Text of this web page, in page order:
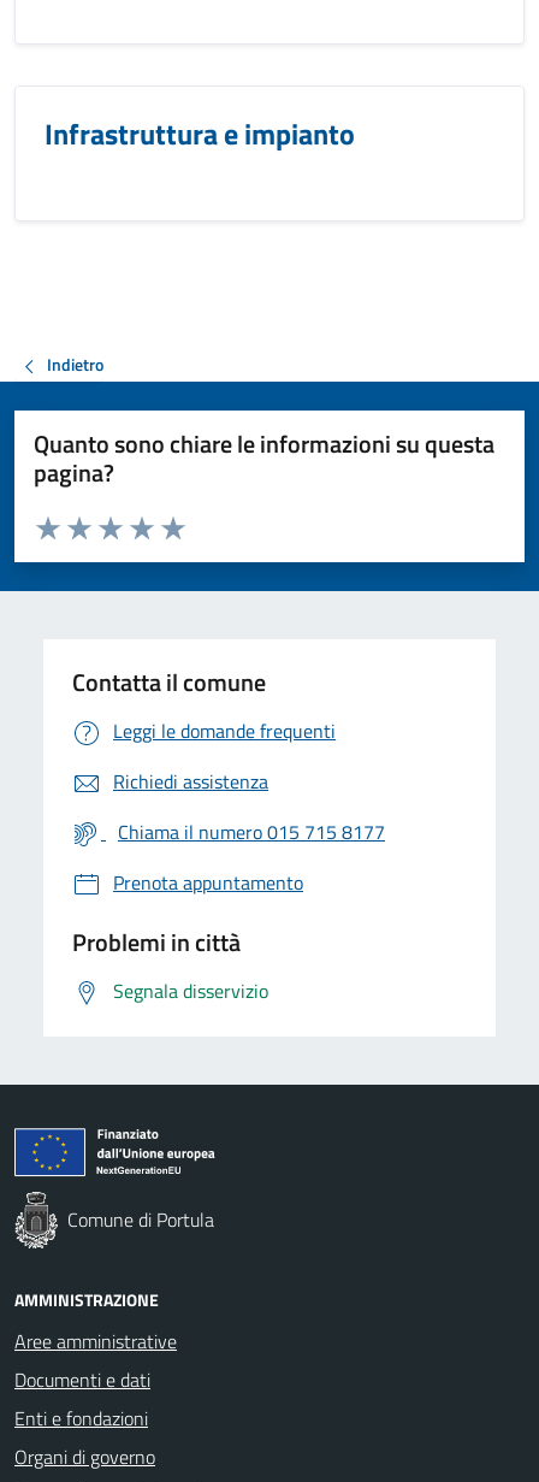
Infrastruttura e impianto
Indietro
Quanto sono chiare le informazioni su questa
pagina?
Valuta da 1 a 5 stelle la pagina
Valuta 5 stelle su 5
Valuta 4 stelle su 5
Valuta 3 stelle su 5
Valuta 2 stelle su 5
Valuta 1 stelle su 5
Contatta il comune
Leggi le domande frequenti
Richiedi assistenza
Chiama il numero 015 715 8177
Prenota appuntamento
Problemi in città
Segnala disservizio
Comune di Portula
AMMINISTRAZIONE
Aree amministrative
Documenti e dati
Enti e fondazioni
Organi di governo